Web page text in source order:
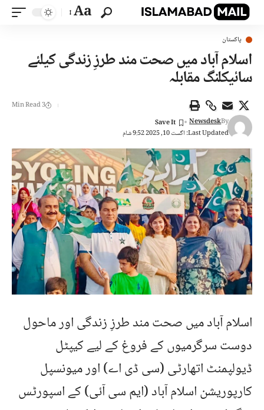
Aa
پاکستان
اسلام آباد میں صحت مند طرزِ زندگی کیلئے
سائیکلنگ مقابلہ
Last Updated: اگست 10, 2025 9:52 شام
By
Newsdesk
3 Min Read
اسلام آباد میں صحت مند طرزِ زندگی اور ماحول
دوست سرگرمیوں کے فروغ کے لیے کیپٹل
ڈیولپمنٹ اتھارٹی (سی ڈی اے) اور میونسپل
کارپوریشن اسلام آباد (ایم سی آئی) کے اسپورٹس